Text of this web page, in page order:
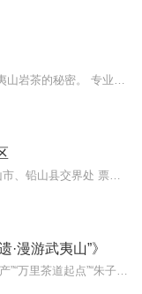
·漫游武夷山”》